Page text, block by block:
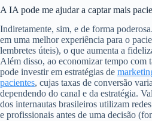
A IA pode me ajudar a captar mais
Indiretamente, sim, e de forma
em uma melhor experiência para o
lembretes úteis), o que aumenta a
Além disso, ao economizar tempo com
pode investir em estratégias de
pacientes, cujas taxas de conversão
dependendo do canal e da estratégia.
dos internautas brasileiros utilizam
e profissionais antes de uma decisão